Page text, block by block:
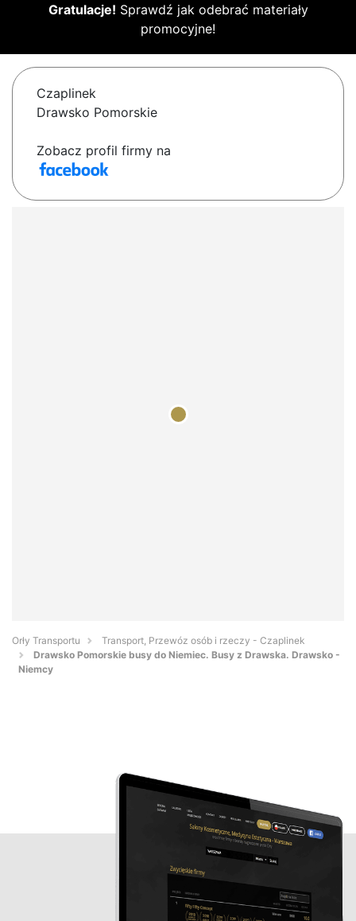
Gratulacje! Sprawdź jak odebrać materiały
promocyjne!
Czaplinek
Drawsko Pomorskie
Zobacz profil firmy na
Orły Transportu
Transport, Przewóz osób i rzeczy - Czaplinek
Drawsko Pomorskie busy do Niemiec. Busy z Drawska. Drawsko -
Niemcy